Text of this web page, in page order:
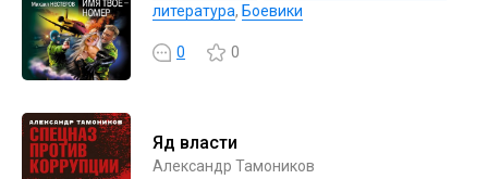
литература, Боевики
0 0
Яд власти
Александр Тамоников